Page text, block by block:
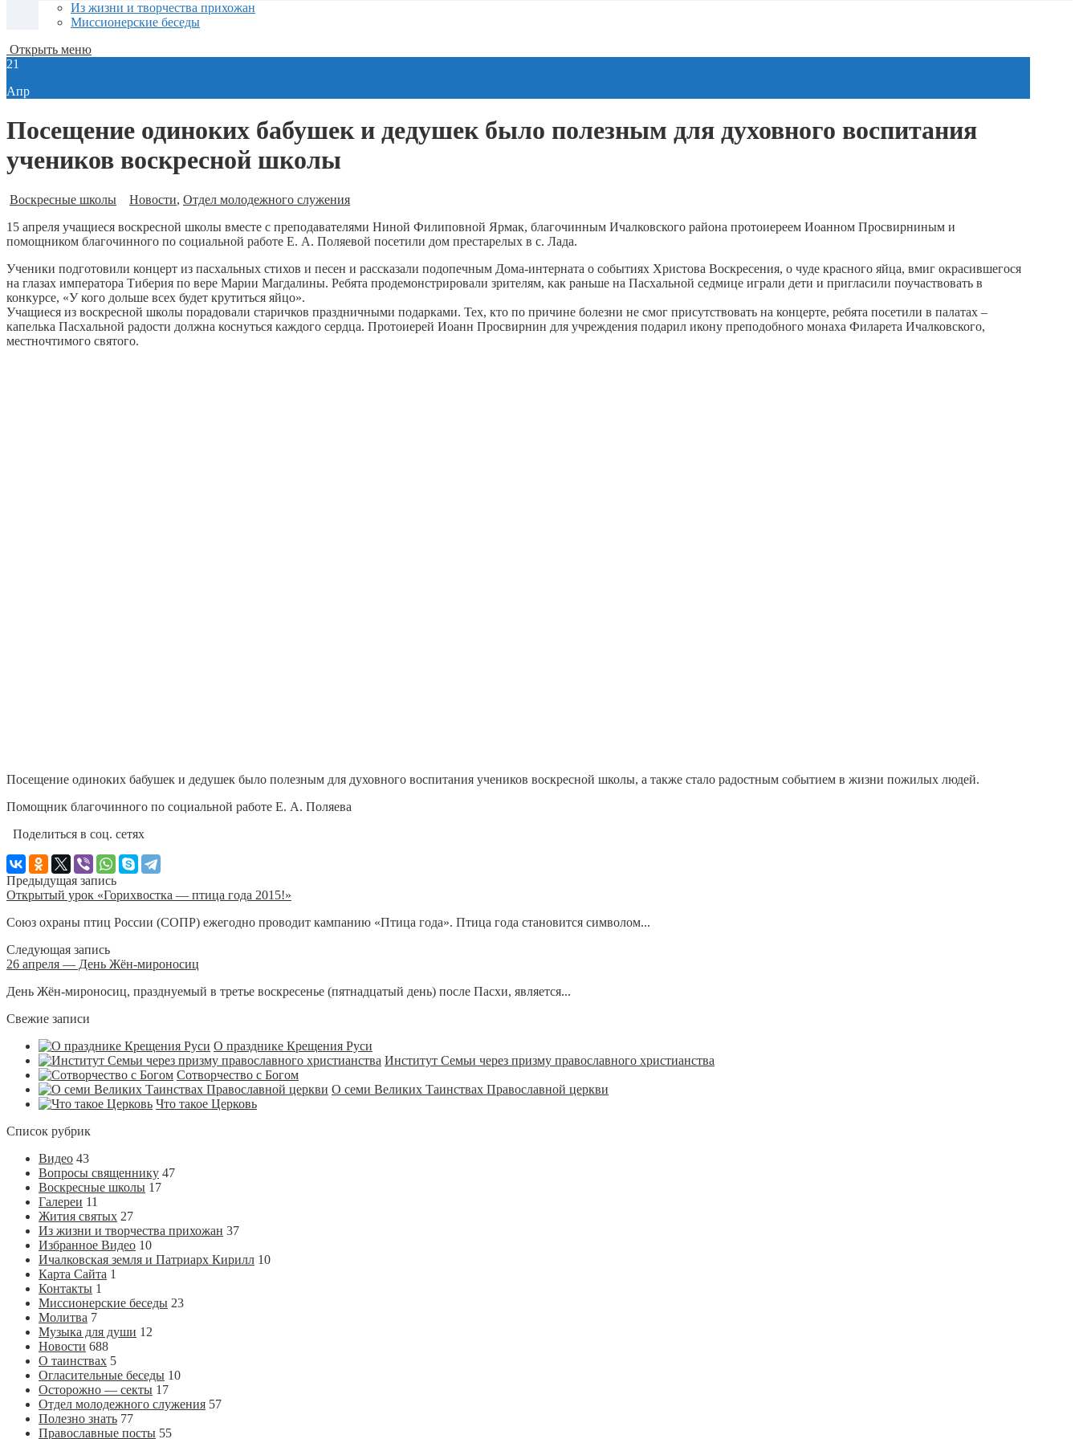
Из жизни и творчества прихожан
Миссионерские беседы
Открыть меню
21
Апр
Посещение одиноких бабушек и дедушек было полезным для духовного воспитания
учеников воскресной школы
Воскресные школы Новости, Отдел молодежного служения
15 апреля учащиеся воскресной школы вместе с преподавателями Ниной Филиповной Ярмак, благочинным Ичалковского района протоиереем Иоанном Просвирниным и
помощником благочинного по социальной работе Е. А. Поляевой посетили дом престарелых в с. Лада.
Ученики подготовили концерт из пасхальных стихов и песен и рассказали подопечным Дома-интерната о событиях Христова Воскресения, о чуде красного яйца, вмиг окрасившегося
на глазах императора Тиберия по вере Марии Магдалины. Ребята продемонстрировали зрителям, как раньше на Пасхальной седмице играли дети и пригласили поучаствовать в
конкурсе, «У кого дольше всех будет крутиться яйцо».
Учащиеся из воскресной школы порадовали старичков праздничными подарками. Тех, кто по причине болезни не смог присутствовать на концерте, ребята посетили в палатах –
капелька Пасхальной радости должна коснуться каждого сердца. Протоиерей Иоанн Просвирнин для учреждения подарил икону преподобного монаха Филарета Ичалковского,
местночтимого святого.
Посещение одиноких бабушек и дедушек было полезным для духовного воспитания учеников воскресной школы, а также стало радостным событием в жизни пожилых людей.
Помощник благочинного по социальной работе Е. А. Поляева
Поделиться в соц. сетях
Предыдущая запись
Открытый урок «Горихвостка — птица года 2015!»
Союз охраны птиц России (СОПР) ежегодно проводит кампанию «Птица года». Птица года становится символом...
Следующая запись
26 апреля — День Жён-мироносиц
День Жён-мироносиц, празднуемый в третье воскресенье (пятнадцатый день) после Пасхи, является...
Свежие записи
О празднике Крещения Руси
Институт Семьи через призму православного христианства
Сотворчество с Богом
О семи Великих Таинствах Православной церкви
Что такое Церковь
Список рубрик
Видео 43
Вопросы священнику 47
Воскресные школы 17
Галереи 11
Жития святых 27
Из жизни и творчества прихожан 37
Избранное Видео 10
Ичалковская земля и Патриарх Кирилл 10
Карта Сайта 1
Контакты 1
Миссионерские беседы 23
Молитва 7
Музыка для души 12
Новости 688
О таинствах 5
Огласительные беседы 10
Осторожно — секты 17
Отдел молодежного служения 57
Полезно знать 77
Православные посты 55